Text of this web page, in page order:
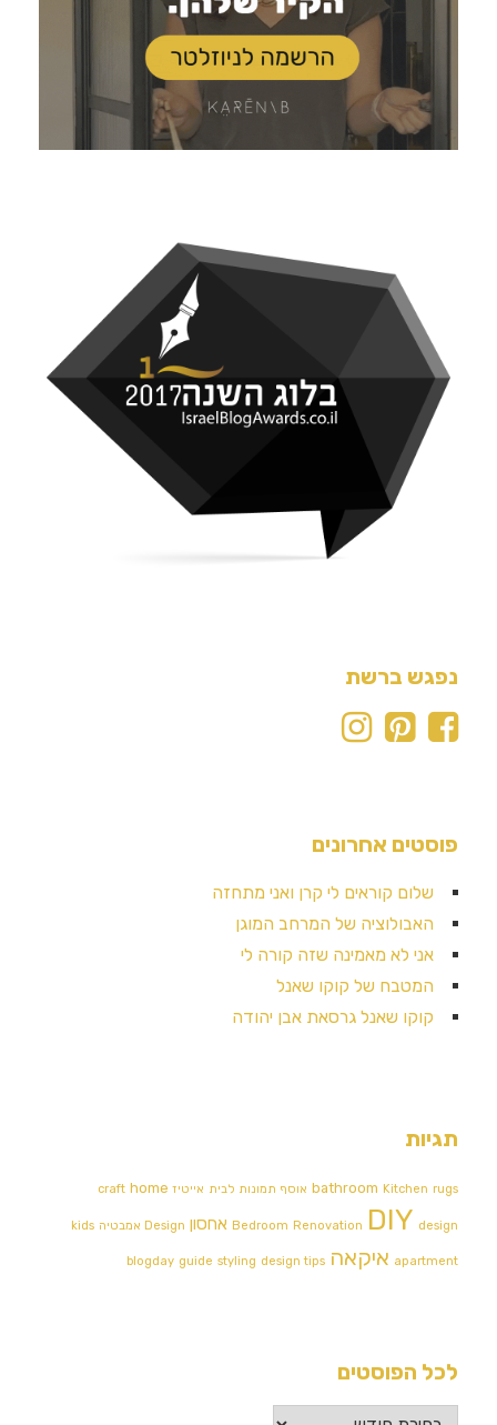
נפגש ברשת
פוסטים אחרונים
שלום קוראים לי קרן ואני מתחזה
האבולוציה של המרחב המוגן
אני לא מאמינה שזה קורה לי
המטבח של קוקו שאנל
קוקו שאנל גרסאת אבן יהודה
תגיות
bathroom Kitchen rugs אוסף תמונות לבית אייטיז craft home
Bedroom Renovation DIY design אחסון Design אמבטיה kids
apartment איקאה blogday guide styling design tips
לכל הפוסטים
לכל